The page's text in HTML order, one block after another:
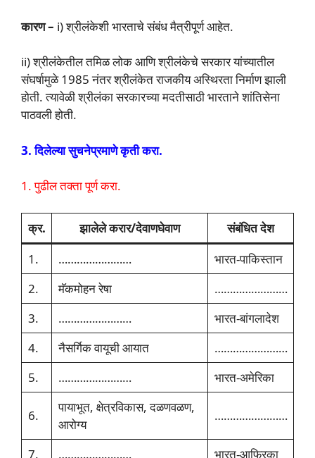
कारण – i) श्रीलंकेशी भारताचे संबंध मैत्रीपूर्ण आहेत.
ii) श्रीलंकेतील तमिळ लोक आणि श्रीलंकेचे सरकार यांच्यातील
संघर्षामुळे 1985 नंतर श्रीलंकेत राजकीय अस्थिरता निर्माण झाली
होती. त्यावेळी श्रीलंका सरकारच्या मदतीसाठी भारताने शांतिसेना
पाठवली होती.
3. दिलेल्या सुचनेप्रमाणे कृती करा.
1. पुढील तक्ता पूर्ण करा.
क्र. झालेले करार/देवाणघेवाण
संबंधित देश
1.
……………………
भारत-पाकिस्तान
2.
मॅकमोहन रेषा
……………………
3.
……………………
भारत-बांगलादेश
4.
नैसर्गिक वायूची आयात
……………………
5.
…………………… भारत-अमेरिका
6.
पायाभूत, क्षेत्रविकास, दळणवळण,
आरोग्य
……………………
7. …………………… भारत-आफ्रिका